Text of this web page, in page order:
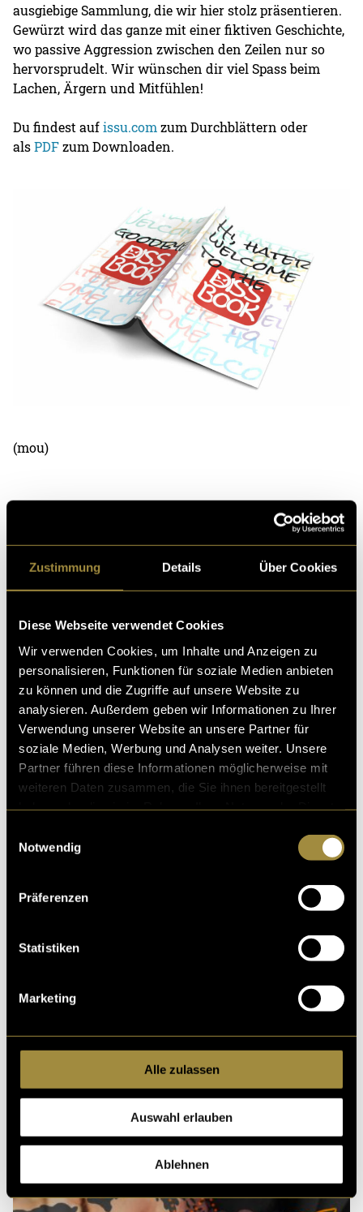
Zustimmung Details Über Cookies
Diese Webseite verwendet Cookies
Wir verwenden Cookies, um Inhalte und Anzeigen zu
personalisieren, Funktionen für soziale Medien anbieten
zu können und die Zugriffe auf unsere Website zu
analysieren. Außerdem geben wir Informationen zu Ihrer
Verwendung unserer Website an unsere Partner für
soziale Medien, Werbung und Analysen weiter. Unsere
Partner führen diese Informationen möglicherweise mit
weiteren Daten zusammen, die Sie ihnen bereitgestellt
Notwendig
Präferenzen
Statistiken
Marketing
Alle zulassen
Auswahl erlauben
Ablehnen
ausgiebige Sammlung, die wir hier stolz präsentieren.
Gewürzt wird das ganze mit einer fiktiven Geschichte,
wo passive Aggression zwischen den Zeilen nur so
hervorsprudelt. Wir wünschen dir viel Spass beim
Lachen, Ärgern und Mitfühlen!
Du findest aufissu.com zum Durchblättern oder
alsPDFzum Downloaden.
(mou)
Kritik
Ähnliche Artikel